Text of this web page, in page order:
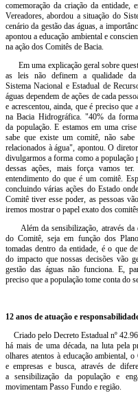
comemoração da criação da entidade,
Vereadores, abordou a situação do
cenário da gestão das águas, a
apontou a educação ambiental e
na ação dos Comitês de Bacia.
Em uma explicação geral sobre
as leis não definem a qualidade
Sistema Nacional e Estadual de
águas dependem de ações de cada
e acrescentou, ainda, que é preciso
na Bacia Hidrográfica. "40% da
da população. E estamos em uma
sabe que existe um comitê, não
relacionados à água", apontou. O
divulgarmos a forma como a população
dessas ações, mais força vamos
entendimento do que é um comitê.
concluindo várias ações do Estado
Comitê tiver esse poder, as pessoas
iremos mostrar o papel exato dos
Além da sensibilização, através da
do Comitê, seja em função dos
tomadas dentro da entidade, é o que
do impacto que nossas decisões vão
gestão das águas não funciona. E,
preciso que a população tome conta do
12 anos de atuação e
Criado pelo Decreto Estadual nº
há mais de uma década, na luta pela
olhares atentos à educação ambiental,
e empresas e busca, através de
a sensibilização da população e
movimentam Passo Fundo e região.